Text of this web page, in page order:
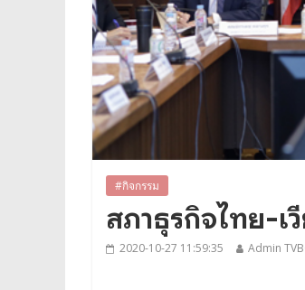
#กิจกรรม
สภาธุรกิจไทย-เ
2020-10-27 11:59:35 Admin